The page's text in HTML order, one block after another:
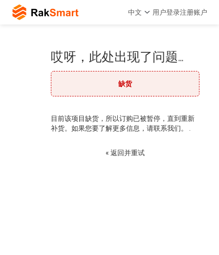
中文 用户登录注册账户
哎呀，此处出现了问题…
缺货
目前该项目缺货，所以订购已被暂停，直到重新
补货。如果您要了解更多信息，请联系我们。 .
« 返回并重试